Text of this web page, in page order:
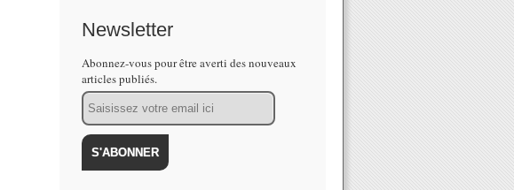
Newsletter
Abonnez-vous pour être averti des nouveaux
articles publiés.
Email